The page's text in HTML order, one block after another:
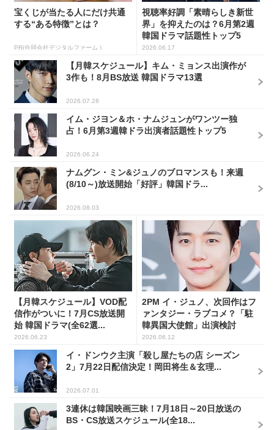
宝くじが当たる人にだけ共通
する“ある特徴”とは？
PR(合同会社デジタルファーム )
視聴率好調「素晴らしき新世
界」を抑えたのは？6月第2週
韓国ドラマ話題性トップ5
2026.06.17
【月韓スケジュール】キム・ミョンス出演作が
3作も！8月BS放送 韓国ドラマ13選
2026.07.28
イム・ジヨン＆ホ・ナムジュンがワンツー独
占！6月第3週韓ドラ出演者話題性トップ5
2026.06.24
ナムグン・ミン&ジュノのブロマンスも！来週
(8/10～)放送開始「好評」韓国ドラ...
2026.08.03
【月韓スケジュール】VOD配
信作がついに！7月CS放送開
始 韓国ドラマ(全62選...
2026.06.23
2PM イ・ジュノ、次回作はフ
ァンタジー・ラブコメ？「駐
韓異国大使館」出演検討
2026.06.12
イ・ドンウク主演「殺し屋たちの店 シーズン
2」7月22日配信決定！岡田将生＆玄理...
2026.07.01
3連休は韓国映画三昧！7月18日～20日放送の
BS・CS放送スケジュール(全18...